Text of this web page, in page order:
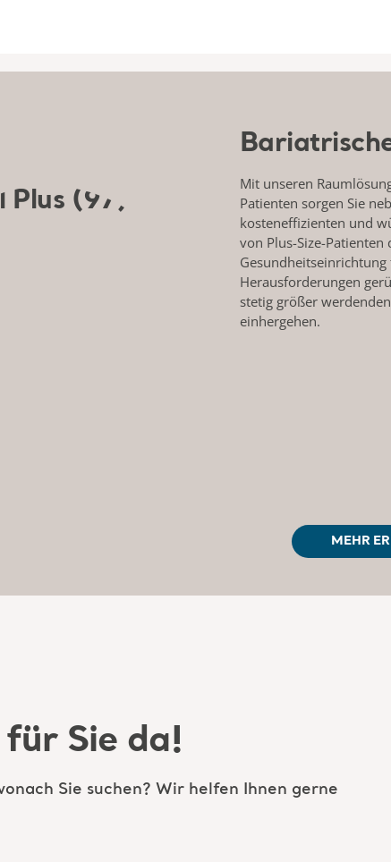
Mit unseren
Patienten sorgen Sie
kosteneffizienten und
von Plus-Size-Patienten
Herausforderungen
stetig größer
einhergehen.
MEHR
Sie da!
Sie suchen? Wir helfen Ihnen gerne